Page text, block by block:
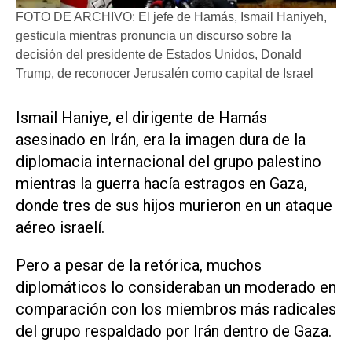
FOTO DE ARCHIVO: El jefe de Hamás, Ismail Haniyeh,
gesticula mientras pronuncia un discurso sobre la
decisión del presidente de Estados Unidos, Donald
Trump, de reconocer Jerusalén como capital de Israel
Ismail Haniye, el dirigente de Hamás
asesinado en Irán, era la imagen dura de la
diplomacia internacional del grupo palestino
mientras la guerra hacía estragos en Gaza,
donde tres de sus hijos murieron en un ataque
aéreo israelí.
Pero a pesar de la retórica, muchos
diplomáticos lo consideraban un moderado en
comparación con los miembros más radicales
del grupo respaldado por Irán dentro de Gaza.